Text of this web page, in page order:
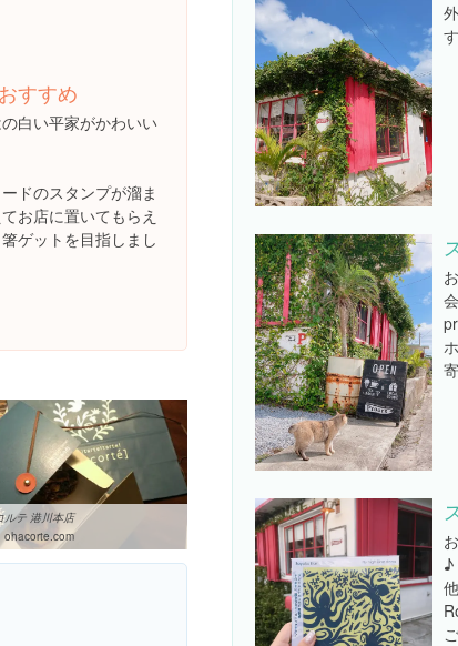
すすめ
白い平家がかわいい
ドのスタンプが溜ま
お店に置いてもらえ
ゲットを目指しまし
♪
ルテ 港川本店
ohacorte.com